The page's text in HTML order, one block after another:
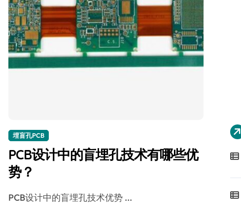
埋盲孔PCB
PCB设计中的盲埋孔技术有哪些优
势？
PCB设计中的盲埋孔技术优势 ...